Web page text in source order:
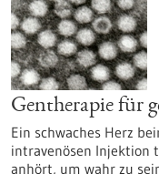
Gentherapie für
Ein schwaches Herz
intravenösen Injektion
anhört, um wahr zu